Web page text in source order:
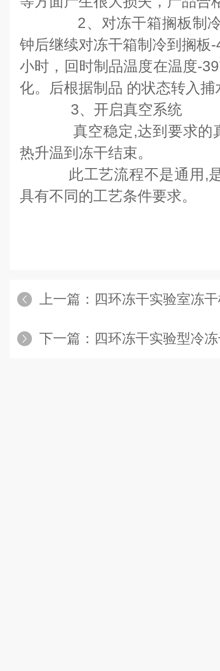
2、对冻干箱搁板制
钟后继续对冻干箱制冷到搁板
小时，回时制品温度在温度-
化。后根据制品 的状态转入捕
3、开启真空系统
真空稳定,达到要求的
热升温到冻干结束。
此工艺流程不是通用 ,
具有不同的工艺条件要求。
上一篇： 四环冻干实验室冻
下一篇： 四环冻干实验型冷